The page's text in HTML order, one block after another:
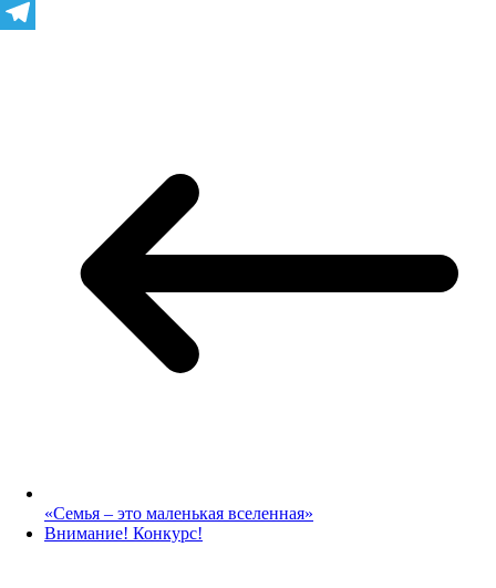
VK
«Семья – это маленькая вселенная»
Внимание! Конкурс!